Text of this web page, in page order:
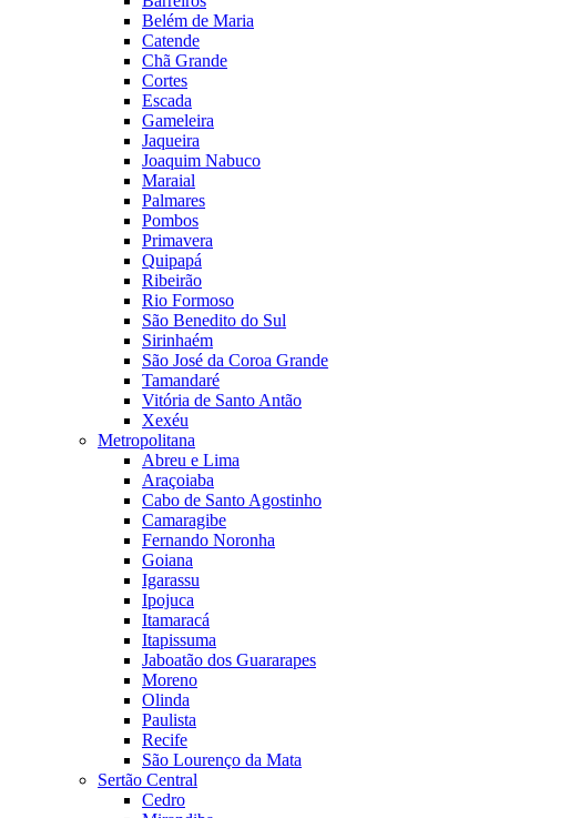
Belém de Maria
Catende
Chã Grande
Cortes
Escada
Gameleira
Jaqueira
Joaquim Nabuco
Maraial
Palmares
Pombos
Primavera
Quipapá
Ribeirão
Rio Formoso
São Benedito do Sul
Sirinhaém
São José da Coroa Grande
Tamandaré
Vitória de Santo Antão
Xexéu
Metropolitana
Abreu e Lima
Araçoiaba
Cabo de Santo Agostinho
Camaragibe
Fernando Noronha
Goiana
Igarassu
Ipojuca
Itamaracá
Itapissuma
Jaboatão dos Guararapes
Moreno
Olinda
Paulista
Recife
São Lourenço da Mata
Sertão Central
Cedro